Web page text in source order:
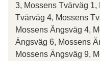
3, Mossens Tvärväg
Tvärväg 4, Mossens
Mossens Ängsväg 4,
Ängsväg 6, Mossens
Mossens Ängsväg 9,